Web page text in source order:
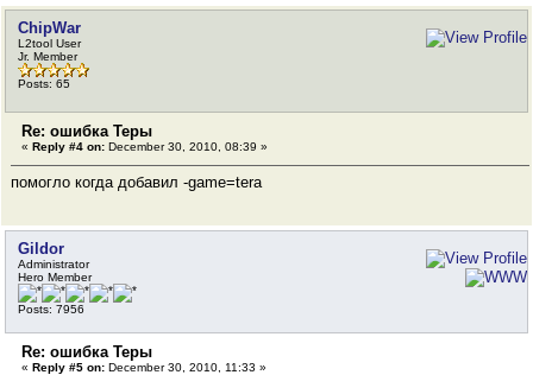
ChipWar
L2tool User
Jr. Member
Posts: 65
Re: ошибка Теры
« Reply #4 on: December 30, 2010, 08:39 »
помогло когда добавил -game=tera
Gildor
Administrator
Hero Member
Posts: 7956
Re: ошибка Теры
« Reply #5 on: December 30, 2010, 11:33 »